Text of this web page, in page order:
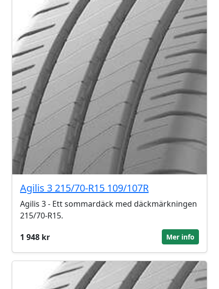
Agilis 3 215/70-R15 109/107R
Agilis 3 - Ett sommardäck med däckmärkningen
215/70-R15.
1 948 kr
Mer info